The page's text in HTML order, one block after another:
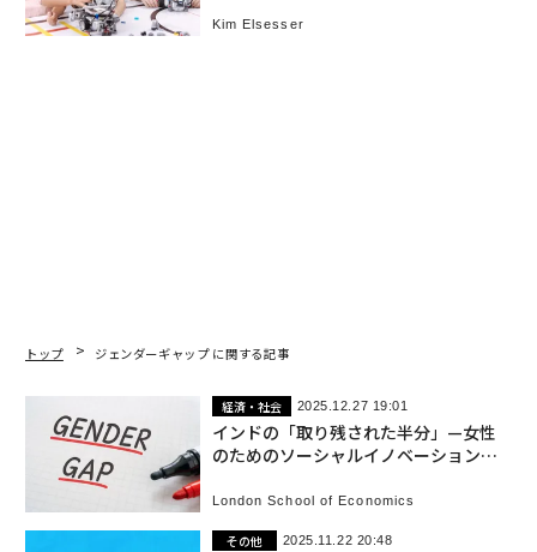
Kim Elsesser
トップ ジェンダーギャップ に関する記事
経済・社会 2025.12.27 19:01
インドの「取り残された半分」—女性
のためのソーシャルイノベーション改
London School of Economics
その他 2025.11.22 20:48